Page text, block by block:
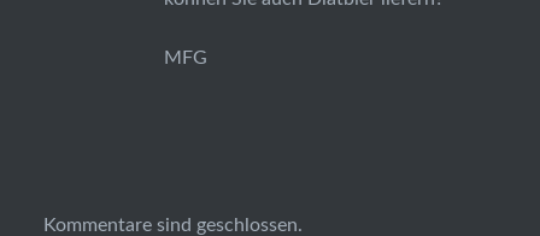
MFG
Kommentare sind geschlossen.